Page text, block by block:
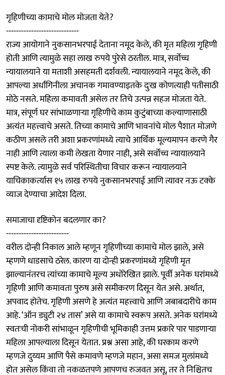
गृहिणीच्या कामाचे मोल मोजता येते?
-----------------------------
राज्य आयोगाने नुकसानभरपाई देताना नमूद केले, की मृत महिला गृहिणी
होती आणि त्यामुळे सहा लाख रुपये पुरेसे ठरतील. मात्र, सर्वोच्च
न्यायालयाने या मताशी असहमती दर्शवली. न्यायालयाने नमूद केले, की
आपल्या अर्धांगिनीला अचानक गमावण्याइतके दुःख कोणत्याही पतीसाठी
मोठे नसते. महिला कमावती असेल तर तिचे उत्पन्न सहज मोजता येते.
मात्र, संपूर्ण घर सांभाळणाऱ्या गृहिणीचे काम कुटुंबाच्या कल्याणासाठी
अत्यंत महत्त्वाचे असते. तिच्या कामाचे आणि भावनांचे मोल पैशात मोजणे
कठीण असले तरी अशा प्रकरणांमध्ये त्याचे आर्थिक मूल्यमापन करणे गैर
नाही आणि त्याला कमी लेखता येणार नाही, असे सर्वोच्च न्यायालयाने
स्पष्ट केले. त्यामुळे सर्व परिस्थितीचा विचार करून न्यायालयाने
याचिकाकर्त्यास १५ लाख रुपये नुकसानभरपाई आणि त्यावर नऊ टक्के
व्याज देण्याचा आदेश दिला.
समाजाचा दृष्टिकोन बदलणार का?
-------------------------
वरील दोन्ही निकाल आले म्हणून गृहिणीच्या कामाचे मोल झाले, असे
म्हणणे धाडसाचे ठरेल. कारण या दोन्ही प्रकरणांमध्ये गृहिणी मृत
झाल्यानंतरच त्यांच्या कामाचे मूल्य अधोरेखित झाले. पूर्वी अनेक घरांमध्ये
गृहिणी आणि कमावता पुरुष असे समीकरण दिसून येत असे. अर्थात,
अपवाद होतेच. गृहिणी असणे हे अत्यंत महत्त्वाचे आणि जबाबदारीचे काम
आहे. ‘ऑन ड्युटी २४ तास’ असे या कामाचे स्वरूप असते. अनेक घरांमध्ये
स्वतःची नोकरी सांभाळून गृहिणीची भूमिकाही उत्तम प्रकारे पार पाडणाऱ्या
महिला आपल्याला दिसून येतात. प्रश्न असा आहे, की घरकाम करणे
म्हणजे दुय्यम आणि पैसे कमावणे म्हणजे महान, असा समज मुलांमध्ये
होत असेल किंवा तो नकळतपणे आपणच रुजवत असू, तर ते निश्चितच